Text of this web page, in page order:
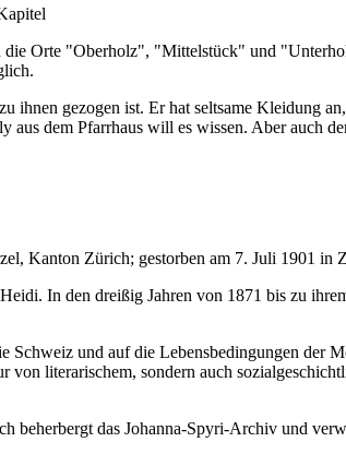
Orte "Oberholz", "Mittelstück" und
gezogen ist. Er hat seltsame Kleidung
dem Pfarrhaus will es wissen. Aber auch
Kanton Zürich; gestorben am 7. Juli 1901 in
In den dreißig Jahren von 1871 bis zu
und auf die Lebensbedingungen der
literarischem, sondern auch
das Johanna-Spyri-Archiv und